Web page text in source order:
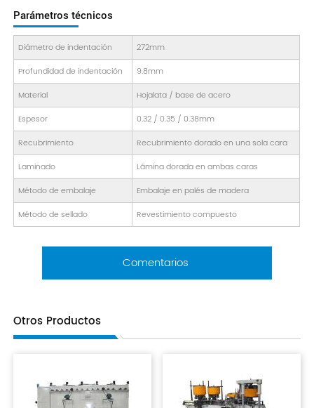
Parámetros técnicos
Diámetro de indentación
272mm
Profundidad de indentación
9.8mm
Material
Hojalata / base de acero
Espesor
0.32 / 0.35 / 0.38mm
Recubrimiento
Recubrimiento dorado en una sola cara
Laminado
Lámina dorada en ambas caras
Método de embalaje
Embalaje en palés de madera
Método de sellado
Revestimiento compuesto
Comentarios
Otros Productos